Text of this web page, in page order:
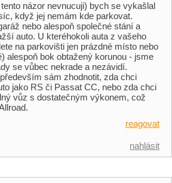
názor nevnucuji) bych se vykašlal
když jej nemám kde parkovat.
nebo alespoň společné stání a
auto. U kteréhokoli auta z vašeho
na parkovišti jen prázdné místo nebo
alespoň bok obtažený korunou - jsme
se vůbec nekrade a nezávidí.
sám zhodnotit, zda chci
jako RS či Passat CC, nebo zda chci
vůz s dostatečným výkonem, což
reagovat
nahlásit